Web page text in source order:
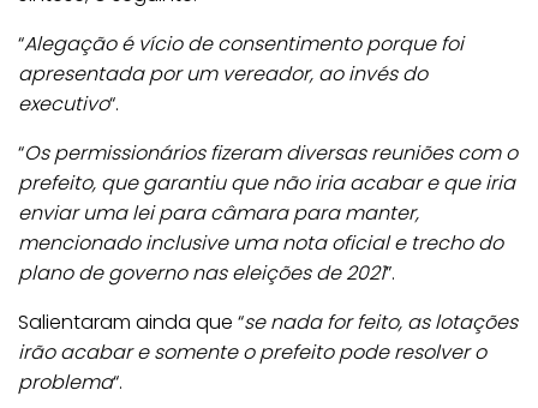
“Alegação é vício de consentimento porque foi
apresentada por um vereador, ao invés do
executivo“.
“Os permissionários fizeram diversas reuniões com o
prefeito, que garantiu que não iria acabar e que iria
enviar uma lei para câmara para manter,
mencionado inclusive uma nota oficial e trecho do
plano de governo nas eleições de 2021”.
Salientaram ainda que “se nada for feito, as lotações
irão acabar e somente o prefeito pode resolver o
problema“.